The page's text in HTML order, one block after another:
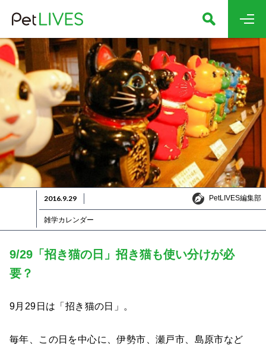
2016.9.29 PetLIVES編集部
PetLIVES編集部
雑学カレンダー
9/29「招き猫の日」招き猫も使い分けが必
要？
9月29日は「招き猫の日」。
毎年、この日を中心に、伊勢市、瀬戸市、島原市など